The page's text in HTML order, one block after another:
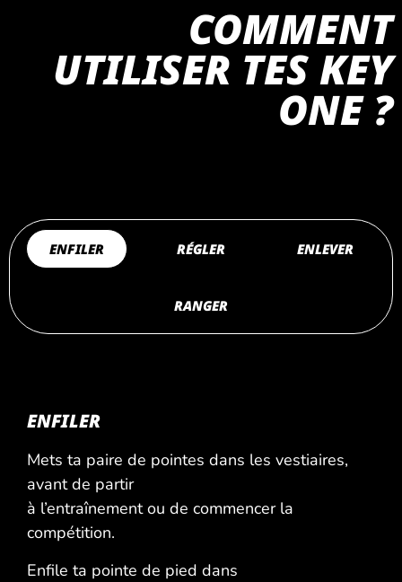
COMMENT
UTILISER TES KEY
ONE ?
ENFILER RÉGLER ENLEVER
RANGER
ENFILER
Mets ta paire de pointes dans les vestiaires,
avant de partir
à l’entraînement ou de commencer la
compétition.
Enfile ta pointe de pied dans